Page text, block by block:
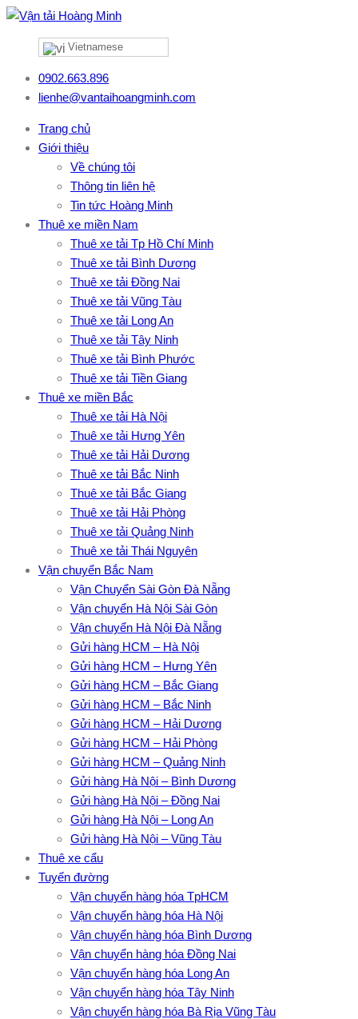
Vietnamese
0902.663.896
lienhe@vantaihoangminh.com
Trang chủ
Giới thiệu
Về chúng tôi
Thông tin liên hệ
Tin tức Hoàng Minh
Thuê xe miền Nam
Thuê xe tải Tp Hồ Chí Minh
Thuê xe tải Bình Dương
Thuê xe tải Đồng Nai
Thuê xe tải Vũng Tàu
Thuê xe tải Long An
Thuê xe tải Tây Ninh
Thuê xe tải Bình Phước
Thuê xe tải Tiền Giang
Thuê xe miền Bắc
Thuê xe tải Hà Nội
Thuê xe tải Hưng Yên
Thuê xe tải Hải Dương
Thuê xe tải Bắc Ninh
Thuê xe tải Bắc Giang
Thuê xe tải Hải Phòng
Thuê xe tải Quảng Ninh
Thuê xe tải Thái Nguyên
Vận chuyển Bắc Nam
Vận Chuyển Sài Gòn Đà Nẵng
Vận chuyển Hà Nội Sài Gòn
Vận chuyển Hà Nội Đà Nẵng
Gửi hàng HCM – Hà Nội
Gửi hàng HCM – Hưng Yên
Gửi hàng HCM – Bắc Giang
Gửi hàng HCM – Bắc Ninh
Gửi hàng HCM – Hải Dương
Gửi hàng HCM – Hải Phòng
Gửi hàng HCM – Quảng Ninh
Gửi hàng Hà Nội – Bình Dương
Gửi hàng Hà Nội – Đồng Nai
Gửi hàng Hà Nội – Long An
Gửi hàng Hà Nội – Vũng Tàu
Thuê xe cẩu
Tuyến đường
Vận chuyển hàng hóa TpHCM
Vận chuyển hàng hóa Hà Nội
Vận chuyển hàng hóa Bình Dương
Vận chuyển hàng hóa Đồng Nai
Vận chuyển hàng hóa Long An
Vận chuyển hàng hóa Tây Ninh
Vận chuyển hàng hóa Bà Rịa Vũng Tàu